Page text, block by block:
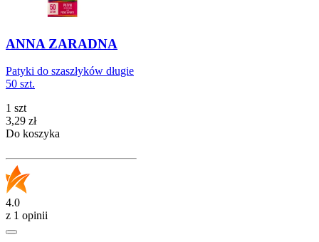
ANNA ZARADNA
Patyki do szaszłyków długie
50 szt.
1 szt
Cena
3,29 zł
Do koszyka
4.0
z 1 opinii